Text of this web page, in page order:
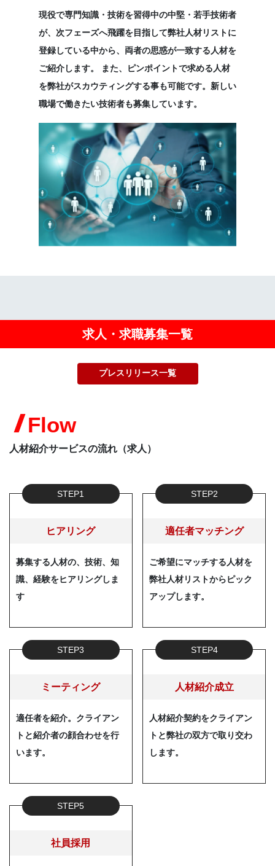
現役で専門知識・技術を習得中の中堅・若手技術者
が、次フェーズへ飛躍を目指して弊社人材リストに
登録している中から、両者の思惑が一致する人材を
ご紹介します。 また、ピンポイントで求める人材
を弊社がスカウティングする事も可能です。新しい
職場で働きたい技術者も募集しています。
求人・求職募集一覧
プレスリリース一覧
Flow
人材紹介サービスの流れ（求人）
STEP1
ヒアリング
募集する人材の、技術、知
識、経験をヒアリングしま
す
STEP2
適任者マッチング
ご希望にマッチする人材を
弊社人材リストからピック
アップします。
STEP3
ミーティング
適任者を紹介。クライアン
トと紹介者の顔合わせを行
います。
STEP4
人材紹介成立
人材紹介契約をクライアン
トと弊社の双方で取り交わ
します。
STEP5
社員採用